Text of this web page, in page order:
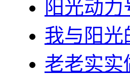
阳光动
我与阳光
老老实实